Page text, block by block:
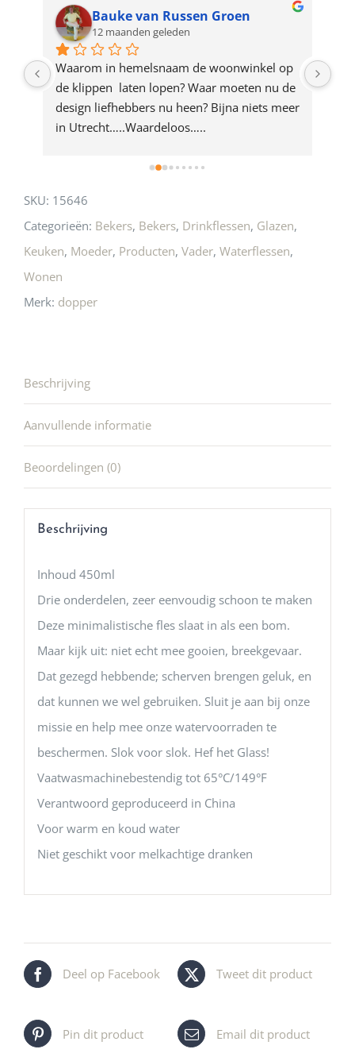
product
Bauke van Russen Groen
12 maanden geleden
Waarom in hemelsnaam de woonwinkel op
de klippen  laten lopen? Waar moeten nu de
design liefhebbers nu heen? Bijna niets meer
in Utrecht…..Waardeloos…..
SKU: 15646
Categorieën: Bekers, Bekers, Drinkflessen, Glazen,
Keuken, Moeder, Producten, Vader, Waterflessen,
Wonen
Merk: dopper
Beschrijving
Aanvullende informatie
Beoordelingen (0)
Beschrijving
Inhoud 450ml
Drie onderdelen, zeer eenvoudig schoon te maken
Deze minimalistische fles slaat in als een bom.
Maar kijk uit: niet echt mee gooien, breekgevaar.
Dat gezegd hebbende; scherven brengen geluk, en
dat kunnen we wel gebruiken. Sluit je aan bij onze
missie en help mee onze watervoorraden te
beschermen. Slok voor slok. Hef het Glass!
Vaatwasmachinebestendig tot 65°C/149°F
Verantwoord geproduceerd in China
Voor warm en koud water
Niet geschikt voor melkachtige dranken
Deel op Facebook Tweet dit product
Pin dit product Email dit product